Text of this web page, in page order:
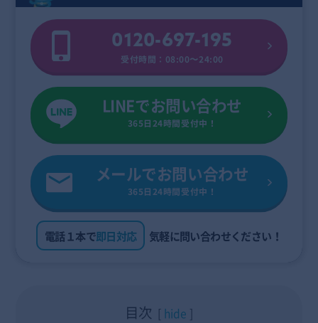
0120-697-195
受付時間：08:00〜24:00
LINEでお問い合わせ
365日24時間受付中！
メールでお問い合わせ
365日24時間受付中！
電話１本で即日対応 気軽に問い合わせください！
目次 hide